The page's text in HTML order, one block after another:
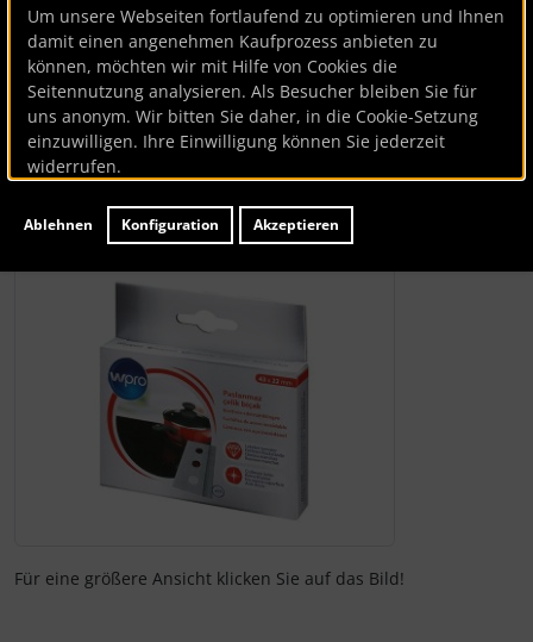
Wpro
Ersatzklingen für Schaber
Artikelnummer BK114456
Hersteller:Wpro
Lieferzeit: ca. 7 Werktage
Wenn mehr als ein Produktbild existiert, können Sie die
Für eine größere Ansicht klicken Sie auf das Bild!
Um unsere Webseiten fortlaufend zu optimieren und Ihnen
damit einen angenehmen Kaufprozess anbieten zu
können, möchten wir mit Hilfe von Cookies die
Seitennutzung analysieren. Als Besucher bleiben Sie für
uns anonym. Wir bitten Sie daher, in die Cookie-Setzung
einzuwilligen. Ihre Einwilligung können Sie jederzeit
widerrufen.
Akzeptieren
Ablehnen Konfiguration